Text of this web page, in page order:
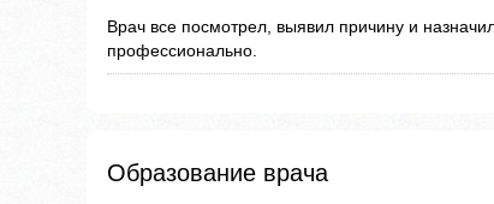
Врач все посмотрел, выявил причину и
профессионально.
Образование врача